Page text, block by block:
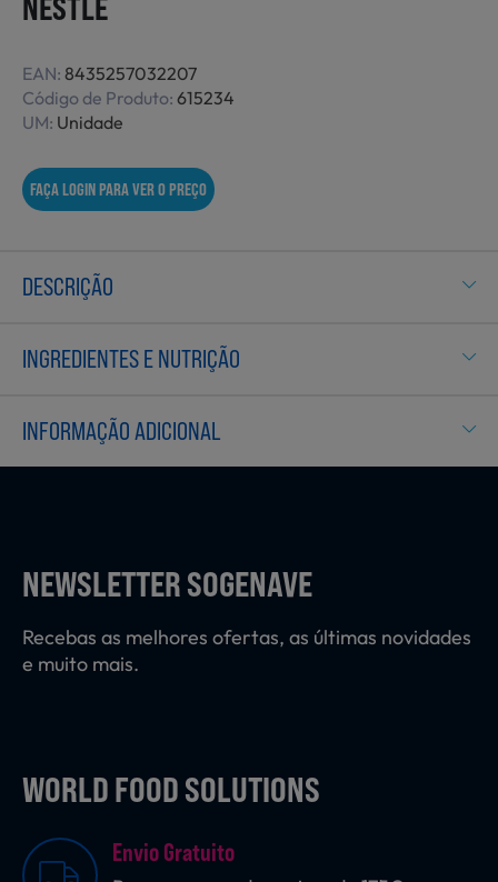
Refeições Prontas
Frutas e Legumes
Mercearia
Nutrição Clínica
EAN: 8435257032207
Código de Produto: 615234
UM: Unidade
FAÇA LOGIN PARA VER O PREÇO
DESCRIÇÃO
INGREDIENTES E NUTRIÇÃO
INFORMAÇÃO ADICIONAL
NEWSLETTER SOGENAVE
Recebas as melhores ofertas, as últimas novidades
e muito mais.
WORLD FOOD SOLUTIONS
Envio Gratuito